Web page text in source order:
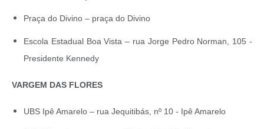
Praça do Divino – praça do Divino
Escola Estadual Boa Vista – rua Jorge Pedro Norman, 105 -
Presidente Kennedy
VARGEM DAS FLORES
UBS Ipê Amarelo – rua Jequitibás, nº 10 - Ipê Amarelo